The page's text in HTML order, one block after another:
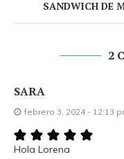
SANDWICH DE
2
SARA
febrero 3, 2024 - 12:13
Hola Lorena